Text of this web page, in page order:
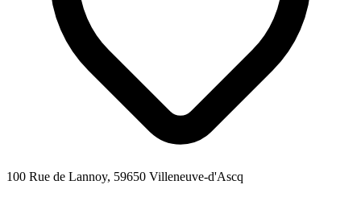
100 Rue de Lannoy, 59650 Villeneuve-d'Ascq